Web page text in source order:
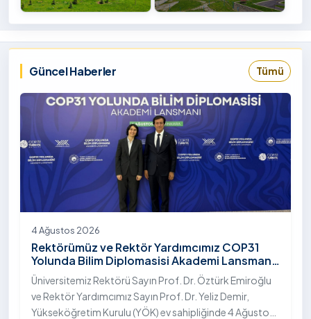
İçin
Tıklayınız
Güncel Haberler Tümü
4 Ağustos 2026
Rektörümüz ve Rektör Yardımcımız COP31
Yolunda Bilim Diplomasisi Akademi Lansmanı
Toplantısına Katıldı
Üniversitemiz Rektörü Sayın Prof. Dr. Öztürk Emiroğlu
ve Rektör Yardımcımız Sayın Prof. Dr. Yeliz Demir,
Yükseköğretim Kurulu (YÖK) ev sahipliğinde 4 Ağustos